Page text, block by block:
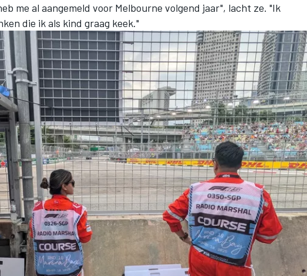
me al aangemeld voor Melbourne volgend jaar", lacht ze. "Ik
die ik als kind graag keek."